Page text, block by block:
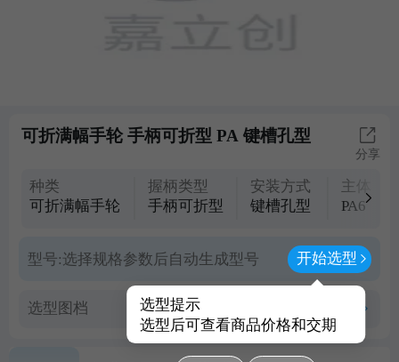
可折满幅手轮 手柄可折型 PA 键槽孔型
分享
种类
可折满幅手轮
握柄类型
手柄可折型
安装方式
键槽孔型
主体材
PA6
型号:选择规格参数后自动生成型号 开始选型
选型提示
选型后可查看商品价格和交期
选型图档